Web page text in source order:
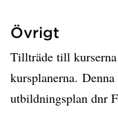
Övrigt
Tillträde till
kursplanerna.
utbildningsplan dnr